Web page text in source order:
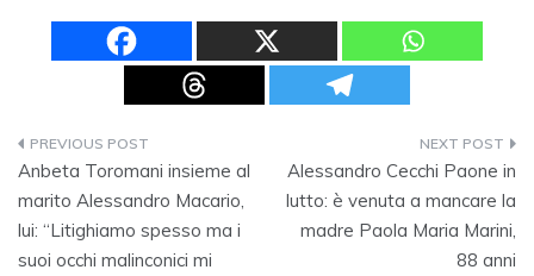
Navigazione
articoli
Anbeta Toromani insieme al
marito Alessandro Macario,
lui: “Litighiamo spesso ma i
suoi occhi malinconici mi
Alessandro Cecchi Paone in
lutto: è venuta a mancare la
madre Paola Maria Marini,
88 anni